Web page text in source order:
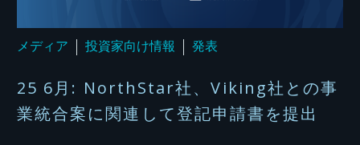
メディア 投資家向け情報 発表
25 6月: NorthStar社、Viking社との事
業統合案に関連して登記申請書を提出